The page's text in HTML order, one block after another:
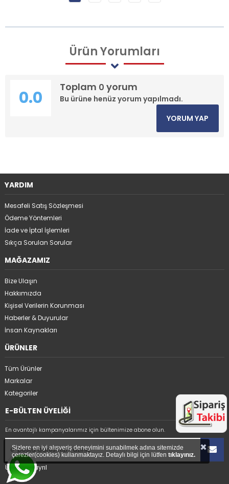
ÜrünYorumları
Toplam 0 yorum
Bu ürüne henüz yorum yapılmadı.
0.0
YORUM YAP
YARDIM
Mesafeli Satış Sözleşmesi
Ödeme Yöntemleri
İade ve İptal İşlemleri
Sıkça Sorulan Sorular
MAĞAZAMIZ
Bize Ulaşın
Hakkımızda
Kişisel Verilerin Korunması
Haberler & Duyurular
İnsan Kaynakları
ÜRÜNLER
Tüm Ürünler
Markalar
Kategoriler
E-BÜLTEN ÜYELİĞİ
En avantajlı kampanyalarımız için bültenimize abone olun.
Üyelikten ayrıl
Sizlere en iyi alışveriş deneyimini sunabilmek adına sitemizde
çerezler(cookies) kullanmaktayız. Detaylı bilgi için lütfen tıklayınız. ×